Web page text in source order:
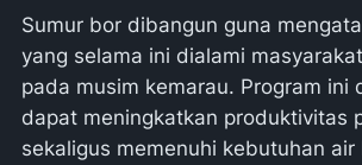
Sumur bor dibangun guna
yang selama ini dialami
pada musim kemarau. Program ini
dapat meningkatkan produktivitas
sekaligus memenuhi kebutuhan